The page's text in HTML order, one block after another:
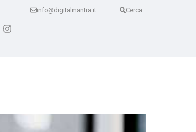
info@digitalmantra.it Cerca